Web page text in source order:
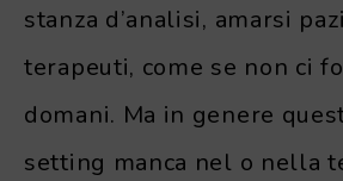
stanza d’analisi, amarsi
terapeuti, come se non ci
domani. Ma in genere
setting manca nel o nella